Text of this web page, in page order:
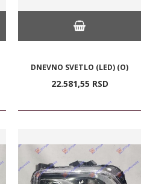
DNEVNO SVETLO (LED) (O)
22.581,55 RSD